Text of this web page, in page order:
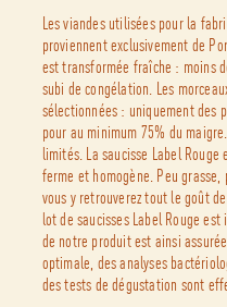
Les viandes utilisées pour la
proviennent exclusivement de
est transformée fraîche : moins
subi de congélation. Les
sélectionnées : uniquement des
pour au minimum 75% du
limités. La saucisse Label
ferme et homogène. Peu
vous y retrouverez tout le goût
lot de saucisses Label Rouge
de notre produit est ainsi
optimale, des analyses
des tests de dégustation sont